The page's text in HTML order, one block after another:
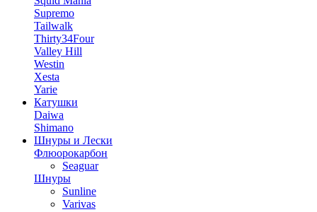
Supremo
Tailwalk
Thirty34Four
Valley Hill
Westin
Xesta
Yarie
Катушки
Daiwa
Shimano
Шнуры и Лески
Флюорокарбон
Seaguar
Шнуры
Sunline
Varivas